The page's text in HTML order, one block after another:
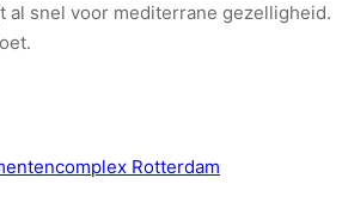
al snel voor mediterrane gezelligheid.